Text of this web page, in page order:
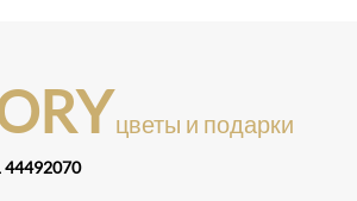
цветы и подарки
44492070